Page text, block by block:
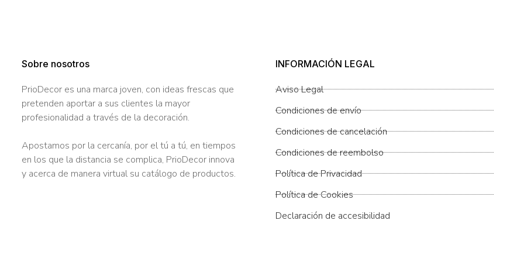
Sobre nosotros
PrioDecor es una marca joven, con ideas frescas que
pretenden aportar a sus clientes la mayor
profesionalidad a través de la decoración.
Apostamos por la cercanía, por el tú a tú, en tiempos
en los que la distancia se complica, PrioDecor innova
y acerca de manera virtual su catálogo de productos.
INFORMACIÓN LEGAL
Aviso Legal
Condiciones de envío
Condiciones de cancelación
Condiciones de reembolso
Política de Privacidad
Política de Cookies
Declaración de accesibilidad